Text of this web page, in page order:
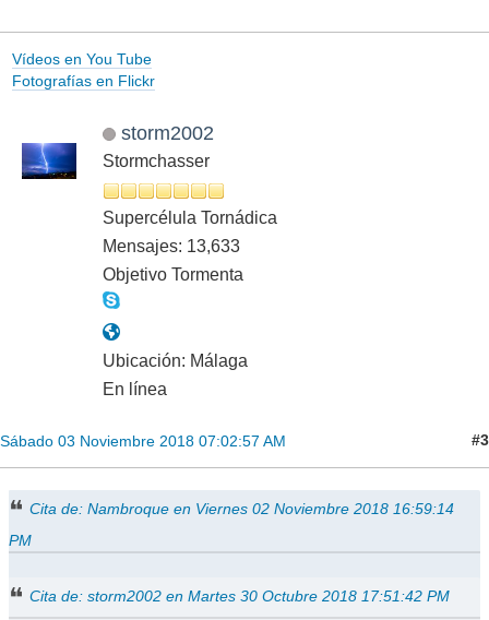
Vídeos en You Tube
Fotografías en Flickr
storm2002
Stormchasser
Supercélula Tornádica
Mensajes: 13,633
Objetivo Tormenta
Ubicación: Málaga
En línea
Sábado 03 Noviembre 2018 07:02:57 AM #3
Cita de: Nambroque en Viernes 02 Noviembre 2018 16:59:14
PM
Cita de: storm2002 en Martes 30 Octubre 2018 17:51:42 PM